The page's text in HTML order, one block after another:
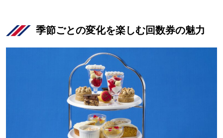
季節ごとの変化を楽しむ回数券の魅力